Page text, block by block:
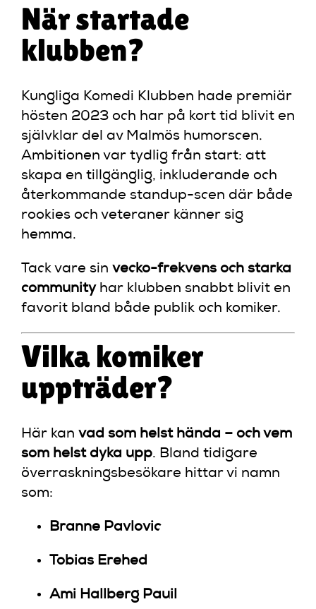
När startade
klubben?
Kungliga Komedi Klubben hade premiär
hösten 2023 och har på kort tid blivit en
självklar del av Malmös humorscen.
Ambitionen var tydlig från start: att
skapa en tillgänglig, inkluderande och
återkommande standup-scen där både
rookies och veteraner känner sig
hemma.
Tack vare sin vecko-frekvens och starka
communityhar klubben snabbt blivit en
favorit bland både publik och komiker.
Vilka komiker
uppträder?
Här kan vad som helst hända – och vem
som helst dyka upp. Bland tidigare
överraskningsbesökare hittar vi namn
som:
Branne Pavlovic
Tobias Erehed
Ami Hallberg Pauil